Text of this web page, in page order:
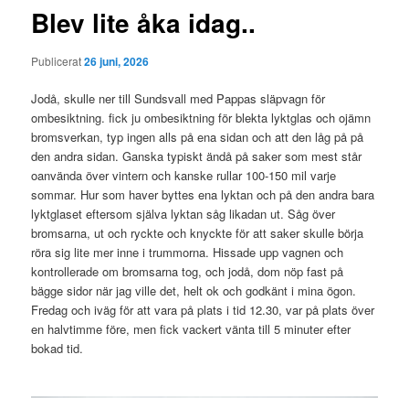
Blev lite åka idag..
Publicerat26 juni, 2026
Jodå, skulle ner till Sundsvall med Pappas släpvagn för
ombesiktning. fick ju ombesiktning för blekta lyktglas och ojämn
bromsverkan, typ ingen alls på ena sidan och att den låg på på
den andra sidan. Ganska typiskt ändå på saker som mest står
oanvända över vintern och kanske rullar 100-150 mil varje
sommar. Hur som haver byttes ena lyktan och på den andra bara
lyktglaset eftersom själva lyktan såg likadan ut. Såg över
bromsarna, ut och ryckte och knyckte för att saker skulle börja
röra sig lite mer inne i trummorna. Hissade upp vagnen och
kontrollerade om bromsarna tog, och jodå, dom nöp fast på
bägge sidor när jag ville det, helt ok och godkänt i mina ögon.
Fredag och iväg för att vara på plats i tid 12.30, var på plats över
en halvtimme före, men fick vackert vänta till 5 minuter efter
bokad tid.